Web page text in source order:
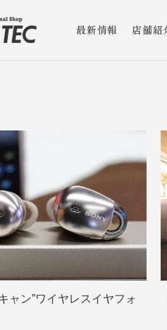
最新情報 店舗紹
ャン”ワイヤレスイヤフォ